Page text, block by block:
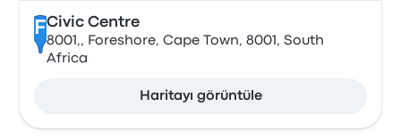
FCivic Centre
8001,, Foreshore, Cape Town, 8001, South
Africa
Haritayı görüntüle